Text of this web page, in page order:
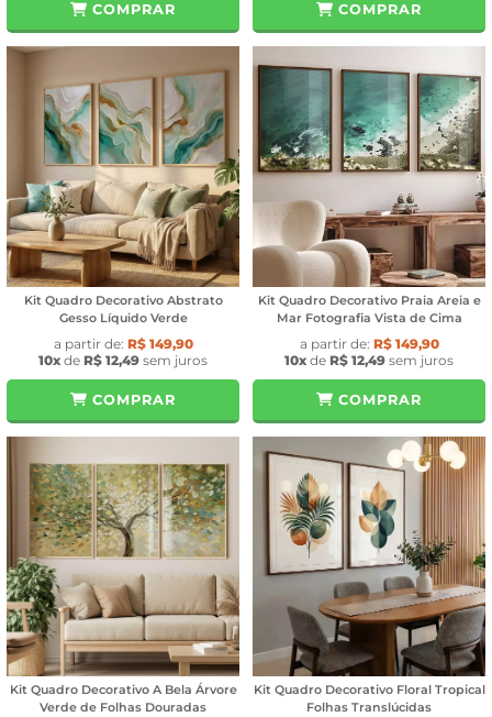
COMPRAR COMPRAR
Kit Quadro Decorativo Abstrato
Gesso Líquido Verde
a partir de: R$ 149,90
10x de R$ 12,49 sem juros
COMPRAR
Kit Quadro Decorativo Praia Areia e
Mar Fotografia Vista de Cima
a partir de: R$ 149,90
10x de R$ 12,49 sem juros
COMPRAR
Kit Quadro Decorativo A Bela Árvore
Verde de Folhas Douradas
Kit Quadro Decorativo Floral Tropical
Folhas Translúcidas